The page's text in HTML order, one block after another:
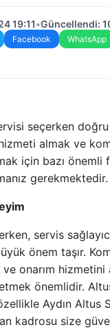
19:11•Güncellendi:
Facebook WhatsApp
seçerken
almak ve
için bazı
gerekmektedir.
servis
önem taşır.
onarım
önemlidir.
Aydın Altus
kadrosu size